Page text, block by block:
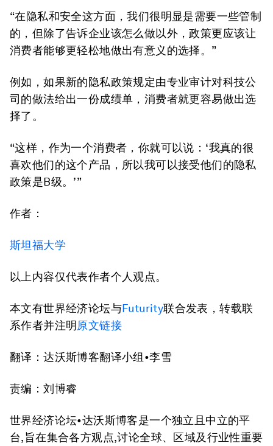
“在隐私和安全这方面，我们很明显是需要一些管制
的，但除了告诉企业该怎么做以外，政策更应该让
消费者能够更轻松地做出有意义的选择。”
例如，如果新的隐私政策规定由专业审计对科技公
司的做法给出一份成绩单，消费者就更容易做出选
择了。
“这样，作为一个消费者，你就可以说：‘我真的很
喜欢他们的这个产品，所以我可以接受他们的隐私
政策是B级。’”
作者：
斯坦福大学
以上内容仅代表作者个人观点。
本文有世界经济论坛与Futurity联合发表，转载联
系作者并注明 原文链接
翻译：达沃斯博客翻译小组•李雪
责编：刘博睿
世界经济论坛•达沃斯博客是一个独立且中立的平
台,旨在集合各方观点,讨论全球、区域及行业性重要